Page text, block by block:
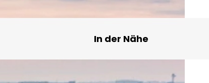
In der Nähe